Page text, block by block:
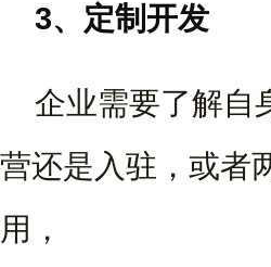
3、定制开发
企业需要了解自
营还是入驻，或者
用，